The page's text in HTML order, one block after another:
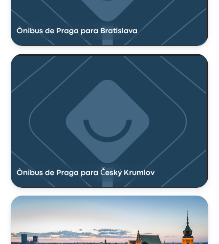
Ônibus de Praga para Bratislava
Ônibus de Praga para Český Krumlov